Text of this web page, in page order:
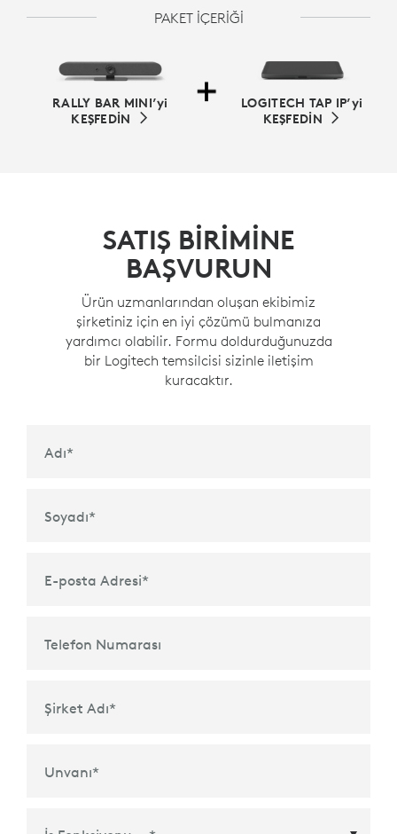
PAKET İÇERİĞİ
RALLY BAR MINI’yi
KEŞFEDİN
LOGITECH TAP IP’yi
KEŞFEDİN
SATIŞ BİRİMİNE
BAŞVURUN
Ürün uzmanlarından oluşan ekibimiz
şirketiniz için en iyi çözümü bulmanıza
yardımcı olabilir. Formu doldurduğunuzda
bir Logitech temsilcisi sizinle iletişim
kuracaktır.
Adı*
Soyadı*
E-posta Adresi*
Telefon Numarası
Şirket Adı*
Unvanı*